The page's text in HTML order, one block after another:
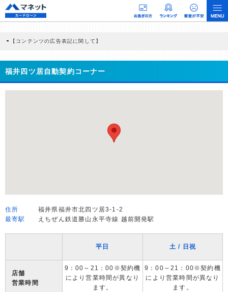
【コンテンツの広告表記に関して】
商品を根拠なくPRするものではなく、当編集部の調査／ユーザーへの口コミ収集な
どに基づき、公平性を担保した情報提供を行っています。
>提携企業一覧
福井四ツ居自動契約コーナー
住所
福井県福井市北四ツ居3-1-2
最寄駅
えちぜん鉄道勝山永平寺線 越前開発駅
平日 土 / 日祝
店舗
営業時間
9：00～21：00※契約機
により営業時間が異なり
ます。
9：00～21：00※契約機
により営業時間が異なり
ます。